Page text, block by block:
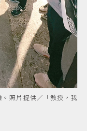
照片提供／「教授，我